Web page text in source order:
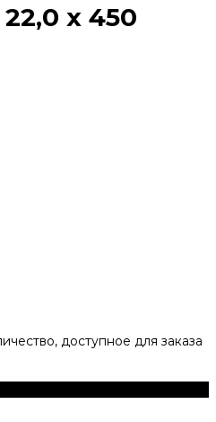
x 450
доступное для заказа